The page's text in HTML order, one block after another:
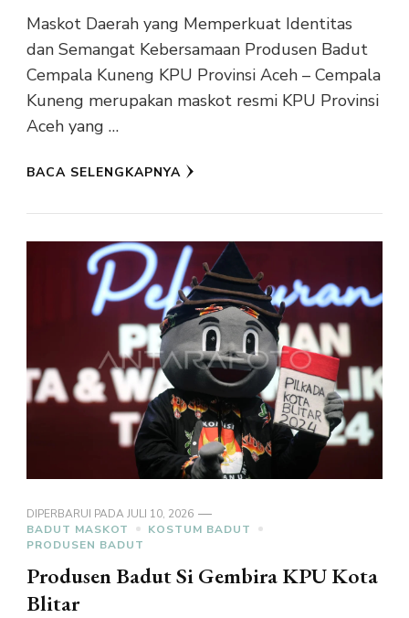
Maskot Daerah yang Memperkuat Identitas
dan Semangat Kebersamaan Produsen Badut
Cempala Kuneng KPU Provinsi Aceh – Cempala
Kuneng merupakan maskot resmi KPU Provinsi
Aceh yang …
BACA SELENGKAPNYA
DIPERBARUI PADAJULI 10, 2026
BADUT MASKOT
KOSTUM BADUT
PRODUSEN BADUT
Produsen Badut Si Gembira KPU Kota
Blitar